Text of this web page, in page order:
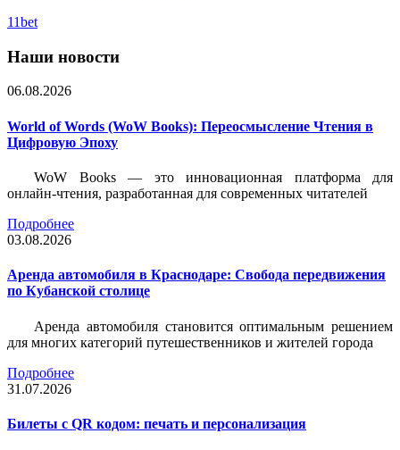
11bet
Наши новости
06.08.2026
World of Words (WoW Books): Переосмысление Чтения в
Цифровую Эпоху
WoW Books — это инновационная платформа для
онлайн-чтения, разработанная для современных читателей
Подробнее
03.08.2026
Аренда автомобиля в Краснодаре: Свобода передвижения
по Кубанской столице
Аренда автомобиля становится оптимальным решением
для многих категорий путешественников и жителей города
Подробнее
31.07.2026
Билеты c QR кодом: печать и персонализация